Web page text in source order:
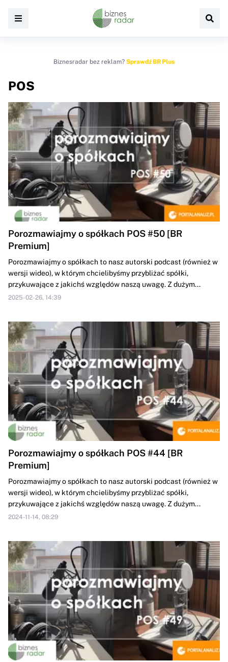
Biznesradar bez reklam? Sprawdź BR Plus
POS
Porozmawiajmy o spółkach POS #50 [BR
Premium]
Porozmawiajmy o spółkach to nasz autorski podcast (również w
wersji wideo), w którym chcielibyśmy przybliżać spółki,
przykuwające z jakichś względów naszą uwagę. Z dużym...
2025-02-26, 14:39
Porozmawiajmy o spółkach POS #44 [BR
Premium]
Porozmawiajmy o spółkach to nasz autorski podcast (również w
wersji wideo), w którym chcielibyśmy przybliżać spółki,
przykuwające z jakichś względów naszą uwagę. Z dużym...
2024-11-14, 08:29